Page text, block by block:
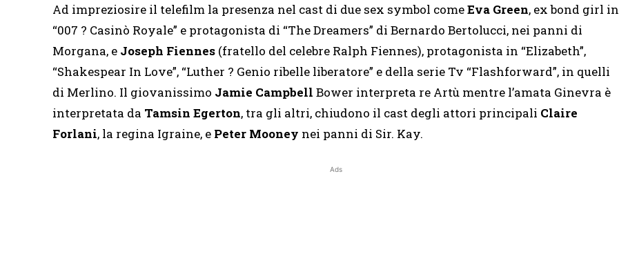
Ad impreziosire il telefilm la presenza nel cast di due sex symbol comeEva Green, ex bond girl in
“007 ? Casinò Royale” e protagonista di “The Dreamers” di Bernardo Bertolucci, nei panni di
Morgana, e Joseph Fiennes (fratello del celebre Ralph Fiennes), protagonista in “Elizabeth”,
“Shakespear In Love”, “Luther ? Genio ribelle liberatore” e della serie Tv “Flashforward”, in quelli
di Merlino. Il giovanissimo Jamie Campbell Bower interpreta re Artù mentre l’amata Ginevra è
interpretata da Tamsin Egerton, tra gli altri, chiudono il cast degli attori principali Claire
Forlani, la regina Igraine, e Peter Mooney nei panni di Sir. Kay.
Ads